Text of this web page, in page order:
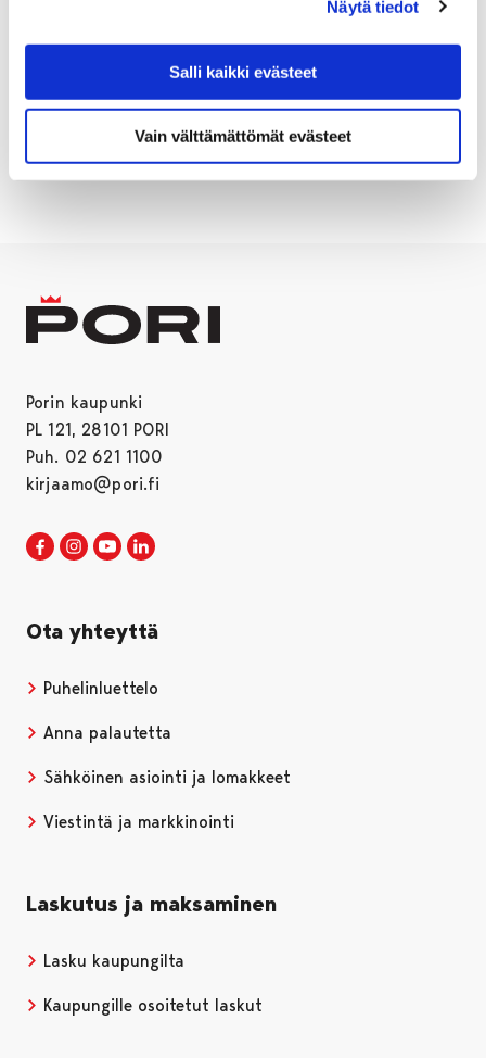
Näytä tiedot
Salli kaikki evästeet
Vain välttämättömät evästeet
lauantaina 31. maaliskuuta kello 9-16 kävelykadulla ja
Porin kaupunki
PL 121, 28101 PORI
Puh. 02 621 1100
kirjaamo@pori.fi
Porin kaupunki Facebookissa
Avautuu uudessa välilehdessä
Porin kaupunki Instagramissa
Avautuu uudessa välilehdessä
Porin kaupunki Youtubessa
Avautuu uudessa välilehdessä
Ota yhteyttä
Puhelinluettelo
Anna palautetta
Sähköinen asiointi ja lomakkeet
Viestintä ja markkinointi
Laskutus ja maksaminen
Lasku kaupungilta
Kaupungille osoitetut laskut